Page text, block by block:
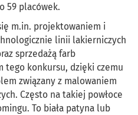
59 placówek.
m.in. projektowaniem i
linii lakierniczych
sprzedażą farb
tego konkursu, dzięki czemu
związany z malowaniem
Często na takiej powłoce
To biała patyna lub